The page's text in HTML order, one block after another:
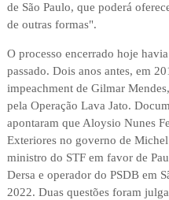
de São Paulo, que poderá
de outras formas".
O processo encerrado hoje
passado. Dois anos antes, em
impeachment de Gilmar
pela Operação Lava Jato.
apontaram que Aloysio Nunes
Exteriores no governo de
ministro do STF em favor de
Dersa e operador do PSDB em
2022. Duas questões foram